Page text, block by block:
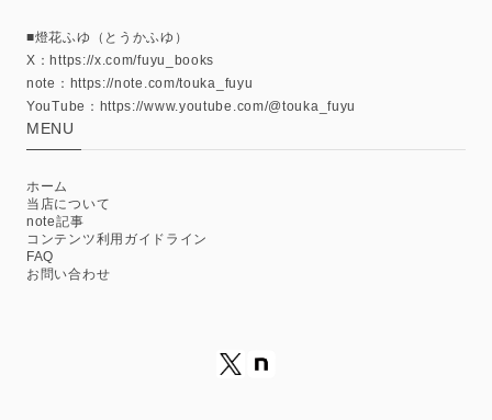
■燈花ふゆ（とうかふゆ）
X：https://x.com/fuyu_books
note：https://note.com/touka_fuyu
YouTube：https://www.youtube.com/@touka_fuyu
MENU
ホーム
当店について
note記事
コンテンツ利用ガイドライン
FAQ
お問い合わせ